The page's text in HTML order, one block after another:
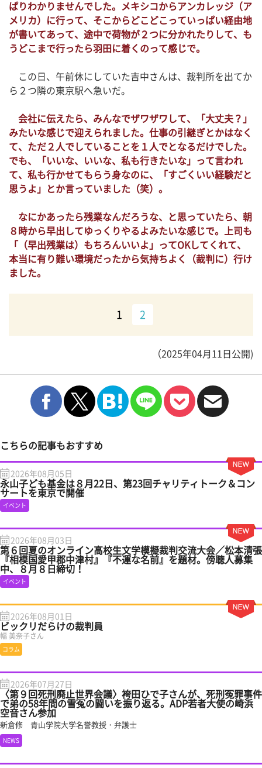
ぱりわかりませんでした。メキシコからアンカレッジ（ア
メリカ）に行って、そこからどこどこっていっぱい経由地
が書いてあって、途中で荷物が２つに分かれたりして、も
うどこまで行ったら羽田に着くのって感じで。
この日、午前休にしていた吉中さんは、裁判所を出てか
ら２つ隣の東京駅へ急いだ。
会社に伝えたら、みんなでザワザワして、「大丈夫？」
みたいな感じで迎えられました。仕事の引継ぎとかはなく
て、ただ２人でしていることを１人でとなるだけでした。
でも、「いいな、いいな、私も行きたいな」って言われ
て、私も行かせてもらう身なのに、「すごくいい経験だと
思うよ」とか言っていました（笑）。
なにかあったら残業なんだろうな、と思っていたら、朝
８時から早出してゆっくりやるよみたいな感じで。上司も
「（早出残業は）もちろんいいよ」ってOKしてくれて、
本当に有り難い環境だったから気持ちよく（裁判に）行け
ました。
1 2
（2025年04月11日公開)
こちらの記事もおすすめ
2026年08月05日
永山子ども基金は８月22日、第23回チャリティトーク＆コン
サートを東京で開催
イベント
2026年08月03日
第６回夏のオンライン高校生文学模擬裁判交流大会／松本清張
『相模国愛甲郡中津村』『不運な名前』を題材。傍聴人募集
中、８月８日締切！
イベント
2026年08月01日
ビックリだらけの裁判員
幅 美奈子さん
コラム
2026年07月27日
〈第９回死刑廃止世界会議〉袴田ひで子さんが、死刑冤罪事件
で弟の58年間の雪冤の闘いを振り返る。ADP若者大使の崎浜
空音さん参加
新倉修 青山学院大学名誉教授・弁護士
NEWS